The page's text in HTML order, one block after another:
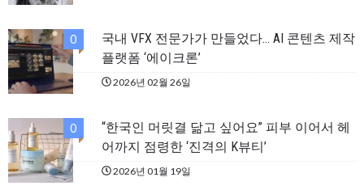
0
국내 VFX 전문가가 만들었다… AI 콘텐츠 제작
플랫폼 ‘에이크론’
2026년 02월 26일
0
“한국인 머릿결 닮고 싶어요” 피부 이어서 헤
어까지 점령한 ‘진격의 K뷰티’
2026년 01월 19일